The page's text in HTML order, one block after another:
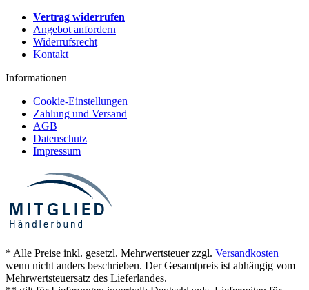
Vertrag widerrufen
Angebot anfordern
Widerrufsrecht
Kontakt
Informationen
Cookie-Einstellungen
Zahlung und Versand
AGB
Datenschutz
Impressum
* Alle Preise inkl. gesetzl. Mehrwertsteuer zzgl. Versandkosten
wenn nicht anders beschrieben. Der Gesamtpreis ist abhängig vom
Mehrwertsteuersatz des Lieferlandes.